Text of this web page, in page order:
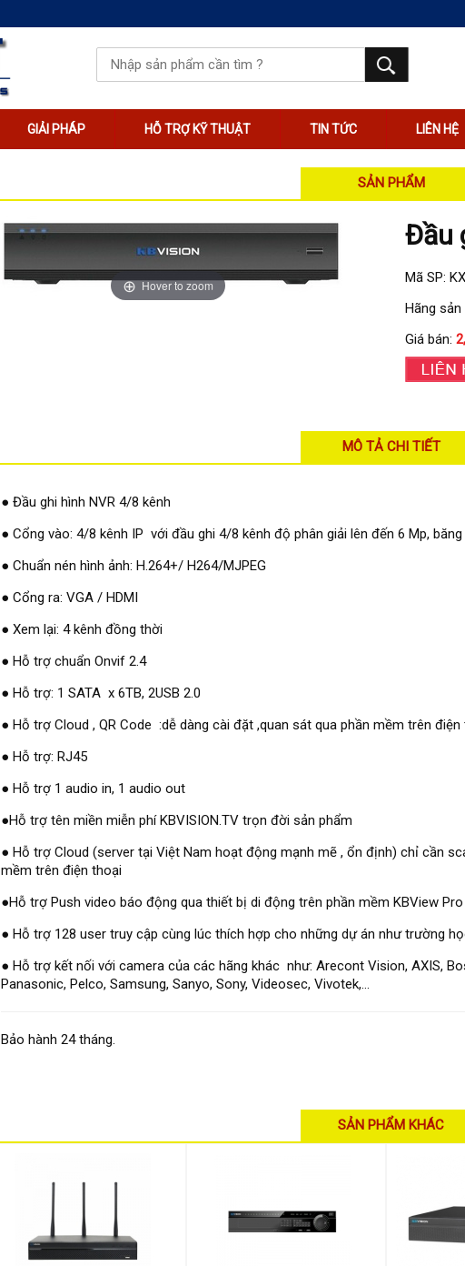
GIẢI PHÁP HỖ TRỢ KỸ THUẬT TIN TỨC LIÊN HỆ
SẢN PHẨM
Hover to zoom
Đầu
Mã SP:
Hãng sản
Giá bán:
MÔ TẢ CHI TIẾT
● Đầu ghi hình NVR 4/8 kênh
● Cổng vào: 4/8 kênh IP với đầu ghi 4/8 kênh độ phân giải lên đến 6 Mp,
● Chuẩn nén hình ảnh: H.264+/ H264/MJPEG
● Cổng ra: VGA / HDMI
● Xem lại: 4 kênh đồng thời
● Hỗ trợ chuẩn Onvif 2.4
● Hỗ trợ: 1 SATA x 6TB, 2USB 2.0
● Hỗ trợ Cloud , QR Code :dễ dàng cài đặt ,quan sát qua phần mềm trên điện
● Hỗ trợ: RJ45
● Hỗ trợ 1 audio in, 1 audio out
●Hỗ trợ tên miền miễn phí KBVISION.TV trọn đời sản phẩm
● Hỗ trợ Cloud (server tại Việt Nam hoạt động mạnh mẽ , ổn định) chỉ cần
mềm trên điện thoại
●Hỗ trợ Push video báo động qua thiết bị di động trên phần mềm KBView Pro
● Hỗ trợ 128 user truy cập cùng lúc thích hợp cho những dự án như trường
● Hỗ trợ kết nối với camera của các hãng khác như: Arecont Vision, AXIS,
Panasonic, Pelco, Samsung, Sanyo, Sony, Videosec, Vivotek,...
Bảo hành 24 tháng.
SẢN PHẨM KHÁC